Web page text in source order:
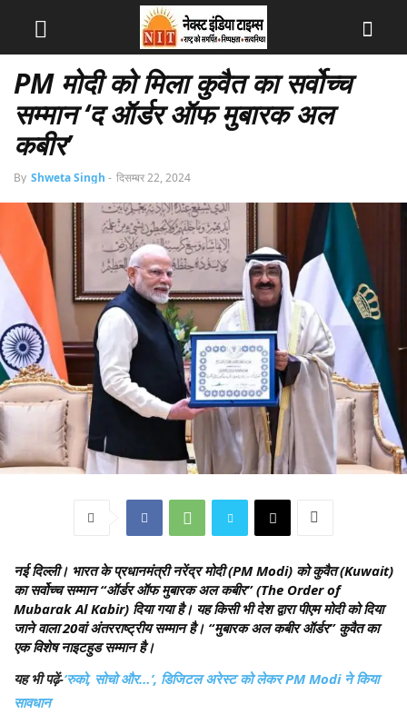
PM मोदी को मिला कुवैत का सर्वोच्च
सम्मान ‘द ऑर्डर ऑफ मुबारक अल
कबीर’
By Shweta Singh - दिसम्बर 22, 2024
नई दिल्ली। भारत के प्रधानमंत्री नरेंद्र मोदी (PM Modi) को कुवैत (Kuwait)
का सर्वोच्च सम्मान “ऑर्डर ऑफ मुबारक अल कबीर” (The Order of
Mubarak Al Kabir) दिया गया है। यह किसी भी देश द्वारा पीएम मोदी को दिया
जाने वाला 20वां अंतरराष्ट्रीय सम्मान है। “मुबारक अल कबीर ऑर्डर” कुवैत का
एक विशेष नाइटहुड सम्मान है।
यह भी पढ़ें-‘रुको, सोचो और…’, डिजिटल अरेस्ट को लेकर PM Modi ने किया
सावधान